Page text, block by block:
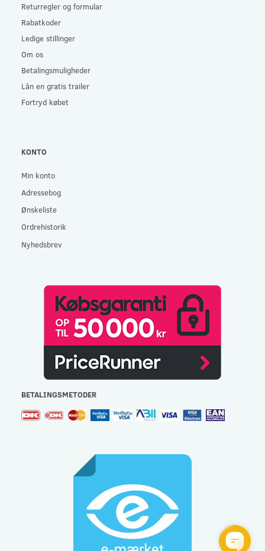
Returregler og formular
Rabatkoder
Ledige stillinger
Om os
Betalingsmuligheder
Lån en gratis trailer
Fortryd købet
KONTO
Min konto
Adressebog
Ønskeliste
Ordrehistorik
Nyhedsbrev
BETALINGSMETODER